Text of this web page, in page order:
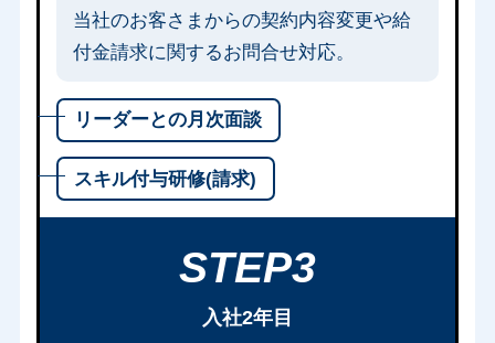
当社のお客さまからの契約内容変更や給
付金請求に関するお問合せ対応。
リーダーとの月次面談
スキル付与研修(請求)
STEP3
入社2年目